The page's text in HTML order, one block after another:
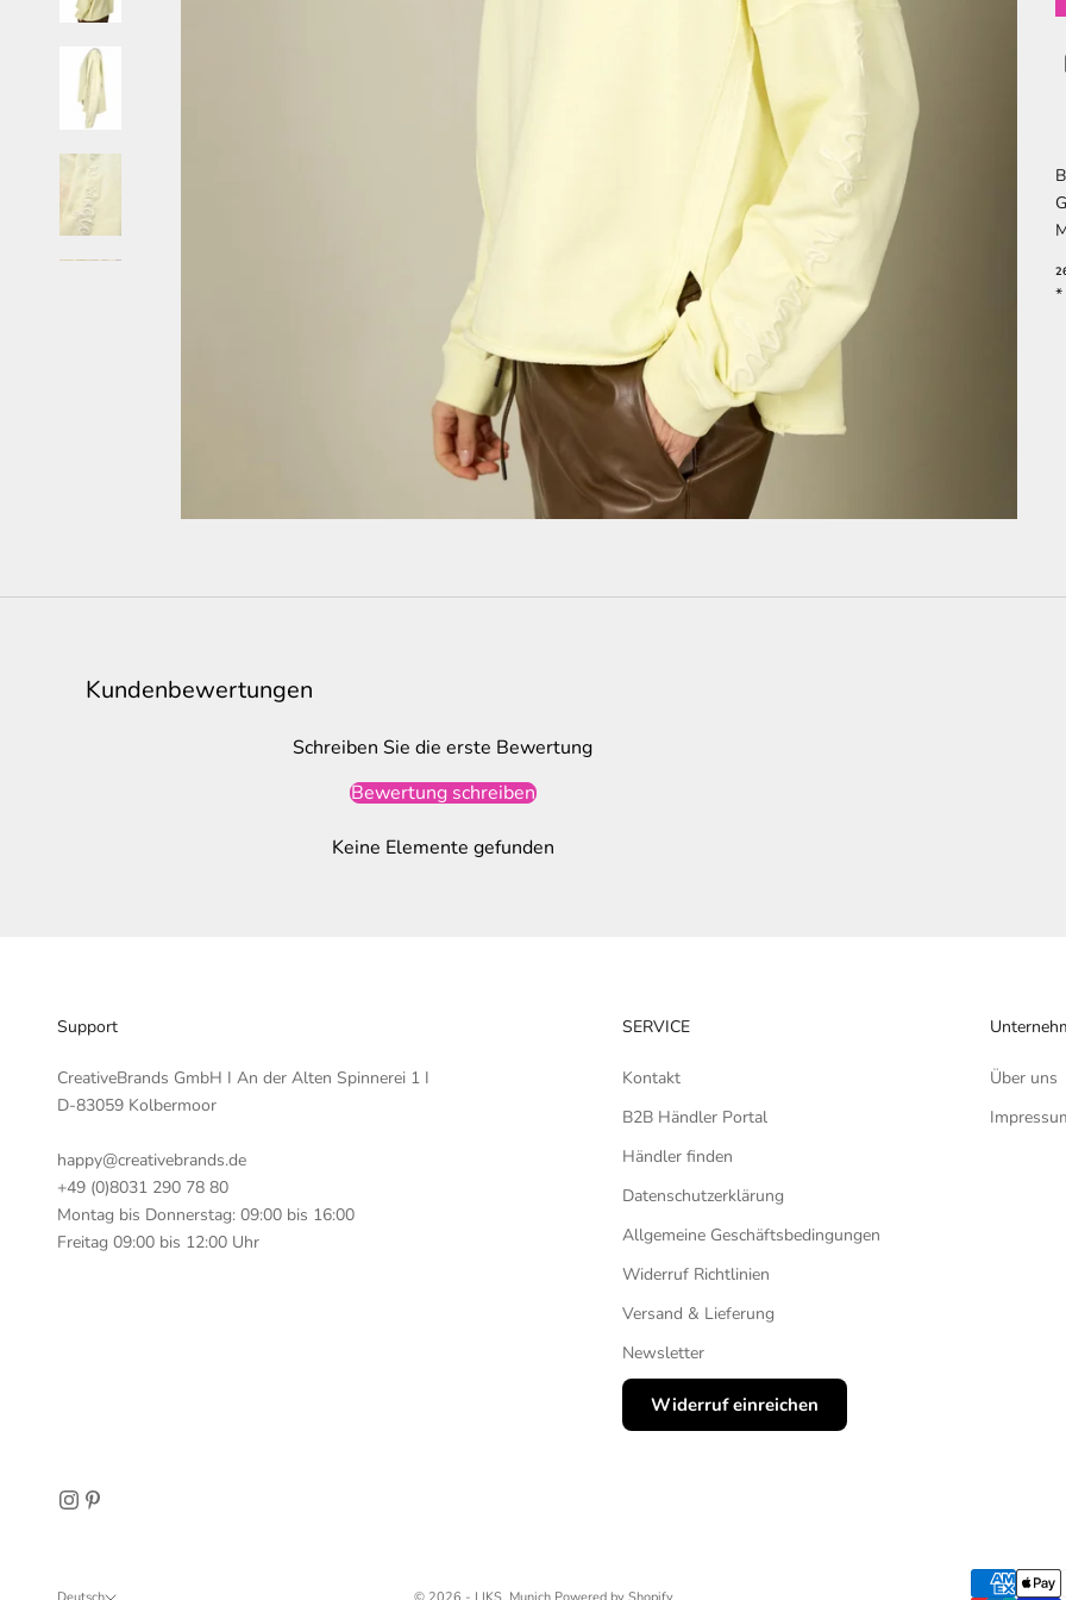
*
Kundenbewertungen
Schreiben Sie die erste Bewertung
Bewertung schreiben
Keine Elemente gefunden
Support
CreativeBrands GmbH I An der Alten Spinnerei 1 I
D-83059 Kolbermoor
happy@creativebrands.de
+49 (0)8031 290 78 80
Montag bis Donnerstag: 09:00 bis 16:00
Freitag 09:00 bis 12:00 Uhr
SERVICE
Kontakt
B2B Händler Portal
Händler finden
Datenschutzerklärung
Allgemeine Geschäftsbedingungen
Widerruf Richtlinien
Versand & Lieferung
Newsletter
Widerruf einreichen
Über uns